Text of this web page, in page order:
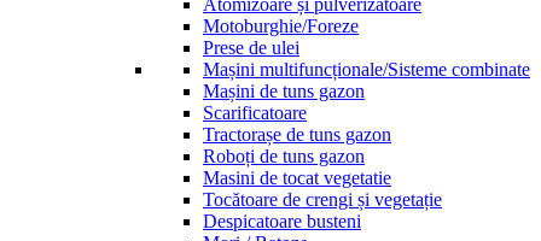
Atomizoare și pulverizatoare
Motoburghie/Foreze
Prese de ulei
Mașini multifuncționale/Sisteme combinate
Mașini de tuns gazon
Scarificatoare
Tractorașe de tuns gazon
Roboți de tuns gazon
Masini de tocat vegetatie
Tocătoare de crengi și vegetație
Despicatoare busteni